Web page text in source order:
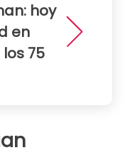
hoy
en
75